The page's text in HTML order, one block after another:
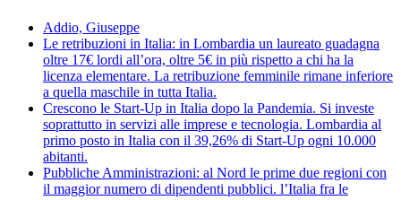
Addio, Giuseppe
Le retribuzioni in Italia: in Lombardia un laureato guadagna
oltre 17€ lordi all’ora, oltre 5€ in più rispetto a chi ha la
licenza elementare. La retribuzione femminile rimane inferiore
a quella maschile in tutta Italia.
Crescono le Start-Up in Italia dopo la Pandemia. Si investe
soprattutto in servizi alle imprese e tecnologia. Lombardia al
primo posto in Italia con il 39,26% di Start-Up ogni 10.000
abitanti.
Pubbliche Amministrazioni: al Nord le prime due regioni con
il maggior numero di dipendenti pubblici. l’Italia fra le